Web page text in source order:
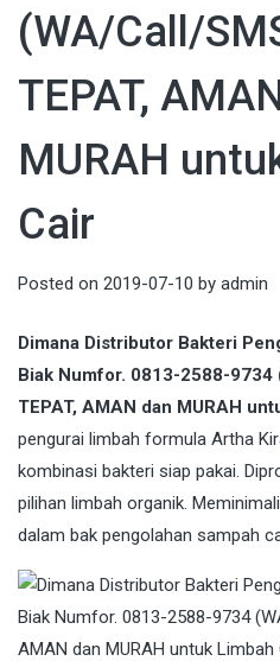
(WA/Call/
TEPAT,
MURAH
Cair
Posted on 2019-07-10 by admin
Dimana Distributor Bakteri
Biak Numfor. 0813-2588-
TEPAT, AMAN dan MURAH
pengurai limbah formula Artha
kombinasi bakteri siap pakai.
pilihan limbah organik.
dalam bak pengolahan sampah